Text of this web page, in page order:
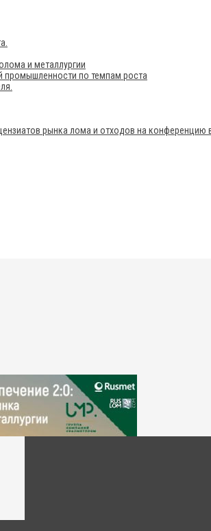
и металлургии
промышленности по темпам роста
рынка лома и отходов на